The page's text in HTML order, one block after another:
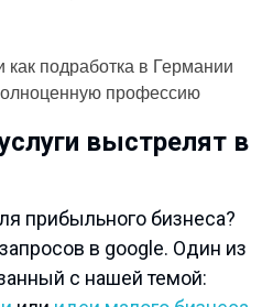
выстрелят в
прибыльного бизнеса?
в google. Один из
с нашей темой: